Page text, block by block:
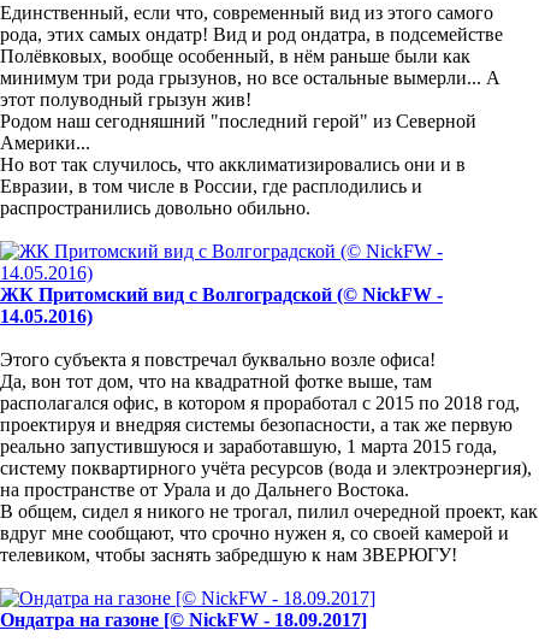
Единственный, если что, современный вид из этого самого
рода, этих самых ондатр! Вид и род ондатра, в подсемействе
Полёвковых, вообще особенный, в нём раньше были как
минимум три рода грызунов, но все остальные вымерли... А
этот полуводный грызун жив!
Родом наш сегодняшний "последний герой" из Северной
Америки...
Но вот так случилось, что акклиматизировались они и в
Евразии, в том числе в России, где расплодились и
распространились довольно обильно.
ЖК Притомский вид с Волгоградской (© NickFW -
14.05.2016)
Этого субъекта я повстречал буквально возле офиса!
Да, вон тот дом, что на квадратной фотке выше, там
располагался офис, в котором я проработал с 2015 по 2018 год,
проектируя и внедряя системы безопасности, а так же первую
реально запустившуюся и заработавшую, 1 марта 2015 года,
систему поквартирного учёта ресурсов (вода и электроэнергия),
на пространстве от Урала и до Дальнего Востока.
В общем, сидел я никого не трогал, пилил очередной проект, как
вдруг мне сообщают, что срочно нужен я, со своей камерой и
телевиком, чтобы заснять забредшую к нам ЗВЕРЮГУ!
Ондатра на газоне [© NickFW - 18.09.2017]